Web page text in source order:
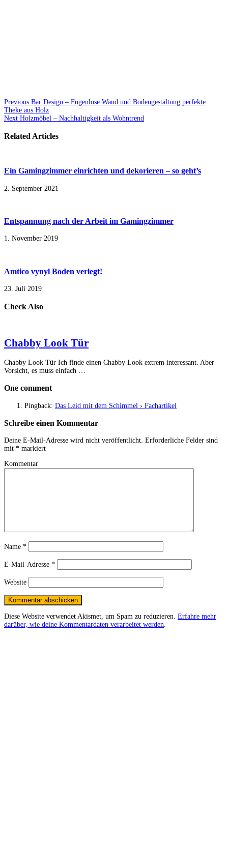
Previous Bar Design – Fugenlose Wand und Bodengestaltung perfekte
Theke aus Holz
Next Holzmöbel – Nachhaltigkeit als Wohntrend
Related Articles
Ein Gamingzimmer einrichten und dekorieren – so geht’s
2. September 2021
Entspannung nach der Arbeit im Gamingzimmer
1. November 2019
Amtico vynyl Boden verlegt!
23. Juli 2019
Check Also
Chabby Look Tür
Chabby Look Tür Ich finde einen Chabby Look extrem interessant. Aber
Vorsicht, es muss einfach …
One comment
Pingback: Das Leid mit dem Schimmel › Fachartikel
Schreibe einen Kommentar
Deine E-Mail-Adresse wird nicht veröffentlicht. Erforderliche Felder sind
mit * markiert
Kommentar
Name *
E-Mail-Adresse *
Website
Diese Website verwendet Akismet, um Spam zu reduzieren. Erfahre mehr
darüber, wie deine Kommentardaten verarbeitet werden.